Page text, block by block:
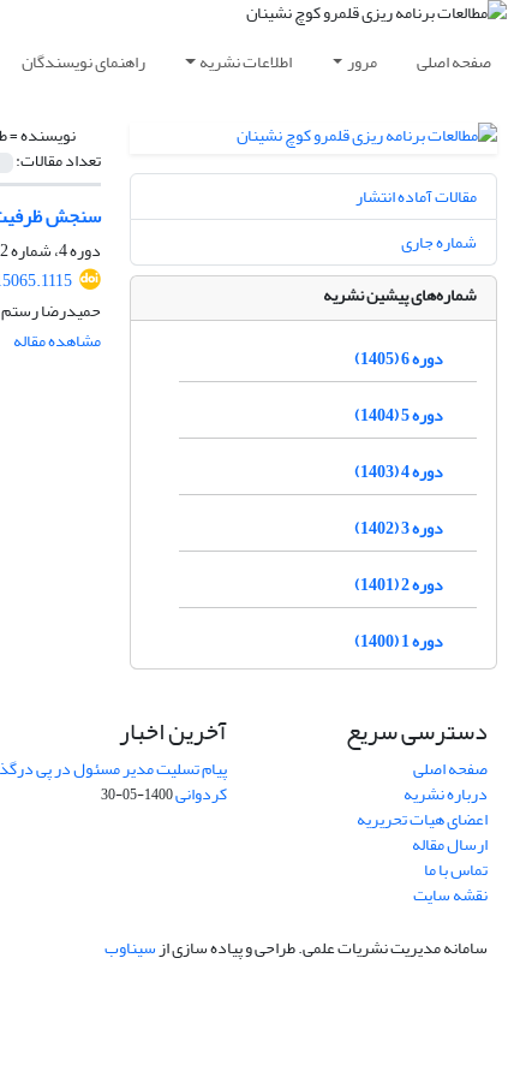
صفحه اصلی مرور اطلاعات نشریه راهنمای نویسندگان
نویسنده =
تعداد مقالات:
سنجش ظرفیت
دوره 4، شماره 2، بهمن 1403، صفحه
حمیدرضا رستم
مشاهده مقاله
مقالات آماده انتشار
شماره جاری
شماره‌های پیشین نشریه
دوره 6 (1405)
دوره 5 (1404)
دوره 4 (1403)
دوره 3 (1402)
دوره 2 (1401)
دوره 1 (1400)
دسترسی سریع
صفحه اصلی
درباره نشریه
اعضای هیات تحریریه
ارسال مقاله
تماس با ما
نقشه سایت
آخرین اخبار
پیام تسلیت مدیر مسئول در پی
کردوانی1400-05-30
سامانه مدیریت نشریات علمی.طراحی و پیاده سازی ازسیناوب